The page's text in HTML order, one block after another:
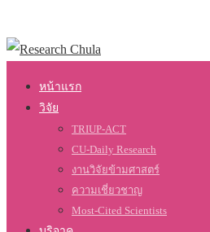
หน้าแรก
วิจัย
TRIUP-ACT
CU-Daily Research
งานวิจัยข้ามศาสตร์
ความเชี่ยวชาญ
Most-Cited Scientists